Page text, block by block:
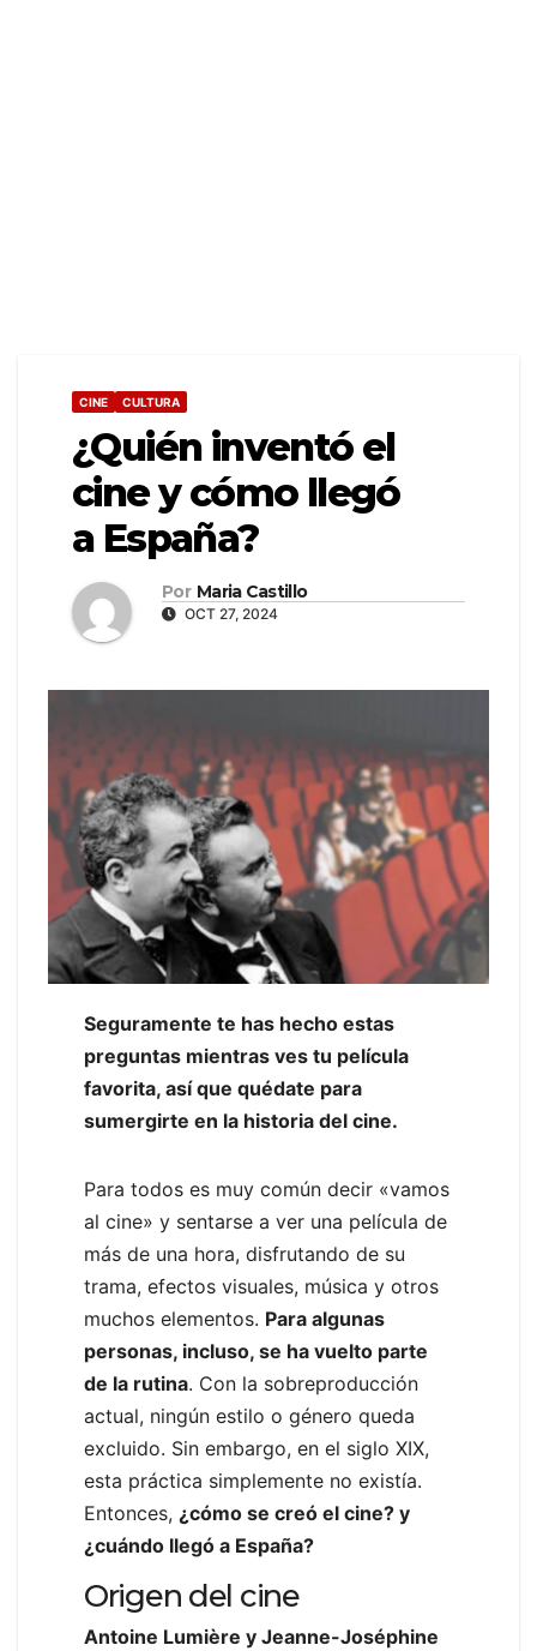
CINE CULTURA
¿Quién inventó el
cine y cómo llegó
a España?
Por Maria Castillo
OCT 27, 2024
Seguramente te has hecho estas
preguntas mientras ves tu película
favorita, así que quédate para
sumergirte en la historia del cine.
Para todos es muy común decir «vamos
al cine» y sentarse a ver una película de
más de una hora, disfrutando de su
trama, efectos visuales, música y otros
muchos elementos. Para algunas
personas, incluso, se ha vuelto parte
de la rutina. Con la sobreproducción
actual, ningún estilo o género queda
excluido. Sin embargo, en el siglo XIX,
esta práctica simplemente no existía.
Entonces, ¿cómo se creó el cine? y
¿cuándo llegó a España?
Origen del cine
Antoine Lumière y Jeanne-Joséphine